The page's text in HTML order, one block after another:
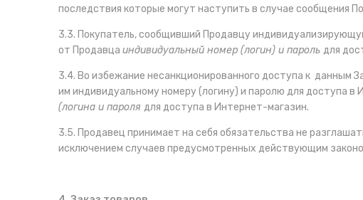
последствия которые могут наступить в случае сообщения
3.3. Покупатель, сообщивший Продавцу
от Продавца индивидуальный номер (логин) и пароль для
3.4. Во избежание несанкционированного доступа к данным
им индивидуальному номеру (логину) и паролю для доступа
(логина и пароля для доступа в Интернет-магазин.
3.5. Продавец принимает на себя обязательства не
исключением случаев предусмотренных действующим